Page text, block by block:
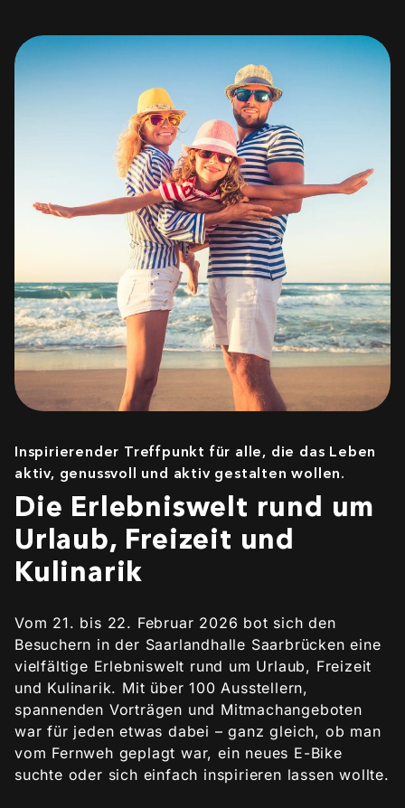
Inspirierender Treffpunkt für alle, die das Leben
aktiv, genussvoll und aktiv gestalten wollen.
Die Erlebniswelt rund um
Urlaub, Freizeit und
Kulinarik
Vom 21. bis 22. Februar 2026 bot sich den
Besuchern in der Saarlandhalle Saarbrücken eine
vielfältige Erlebniswelt rund um Urlaub, Freizeit
und Kulinarik. Mit über 100 Ausstellern,
spannenden Vorträgen und Mitmachangeboten
war für jeden etwas dabei – ganz gleich, ob man
vom Fernweh geplagt war, ein neues E-Bike
suchte oder sich einfach inspirieren lassen wollte.